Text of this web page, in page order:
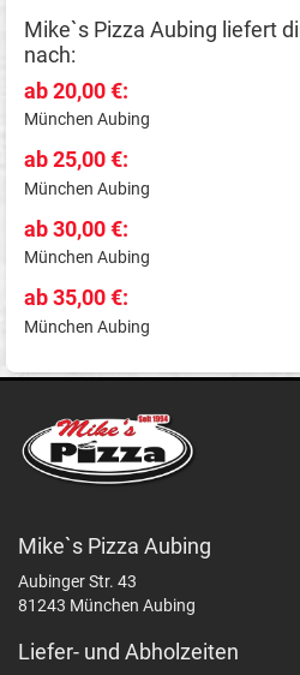
Mike`s Pizza Aubing liefert
nach:
ab 20,00 €:
München Aubing
ab 25,00 €:
München Aubing
ab 30,00 €:
München Aubing
ab 35,00 €:
München Aubing
Mike`s Pizza Aubing
Aubinger Str. 43
81243 München Aubing
Liefer- und Abholzeiten